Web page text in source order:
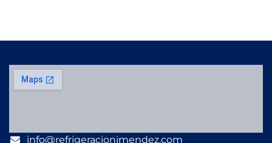
info@refrigeracionjmendez.com